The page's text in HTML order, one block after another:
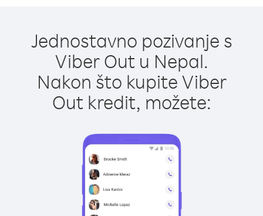
Jednostavno pozivanje s
Viber Out u Nepal.
Nakon što kupite Viber
Out kredit, možete: